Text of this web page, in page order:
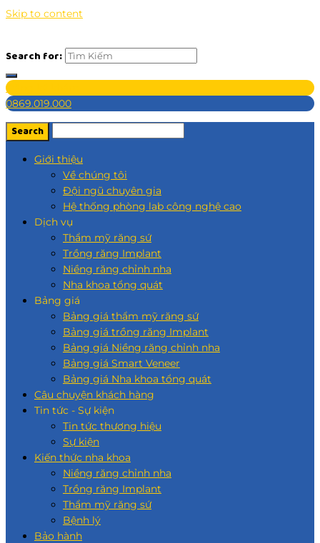
Skip to content
Search for:
Đăng ký khám
0869.019.000
Giới thiệu
Về chúng tôi
Đội ngũ chuyên gia
Hệ thống phòng lab công nghệ cao
Dịch vụ
Thẩm mỹ răng sứ
Trồng răng Implant
Niềng răng chỉnh nha
Nha khoa tổng quát
Bảng giá
Bảng giá thẩm mỹ răng sứ
Bảng giá trồng răng Implant
Bảng giá Niềng răng chỉnh nha
Bảng giá Smart Veneer
Bảng giá Nha khoa tổng quát
Câu chuyện khách hàng
Tin tức - Sự kiện
Tin tức thương hiệu
Sự kiện
Kiến thức nha khoa
Niềng răng chỉnh nha
Trồng răng Implant
Thẩm mỹ răng sứ
Bệnh lý
Bảo hành